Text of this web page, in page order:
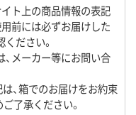
ト上の商品情報の表記
前には必ずお届けした
ださい。
メーカー等にお問い合
は、箱でのお届けをお約束
了承ください。